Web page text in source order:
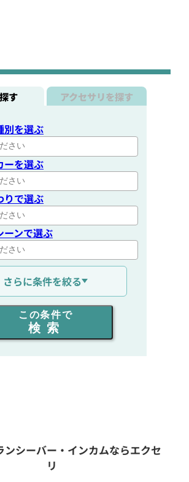
す アクセサリを探す
別を選ぶ
ーを選ぶ
りで選ぶ
ーンで選ぶ
離を選ぶ
選ぶ
話人数を選ぶ
ワード入力(製品名等)
さらに条件を絞る
この条件で
検索
ンシーバー・インカムならエクセ
リ